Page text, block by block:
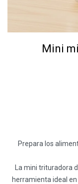
Mini
Prepara los
La mini trituradora
herramienta ideal